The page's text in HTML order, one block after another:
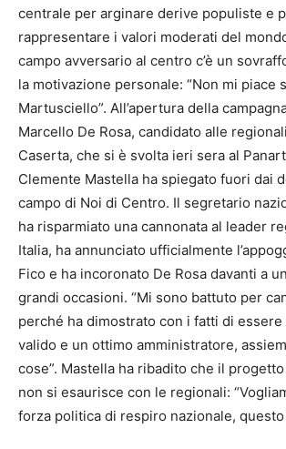
centrale per arginare derive populiste e
rappresentare i valori moderati del
campo avversario al centro c’è un
la motivazione personale: “Non mi piace
Martusciello”. All’apertura della
Marcello De Rosa, candidato alle
Caserta, che si è svolta ieri sera al
Clemente Mastella ha spiegato fuori dai
campo di Noi di Centro. Il segretario
ha risparmiato una cannonata al leader
Italia, ha annunciato ufficialmente
Fico e ha incoronato De Rosa davanti a
grandi occasioni. “Mi sono battuto per
perché ha dimostrato con i fatti di
valido e un ottimo amministratore,
cose”. Mastella ha ribadito che il
non si esaurisce con le regionali:
forza politica di respiro nazionale, questo